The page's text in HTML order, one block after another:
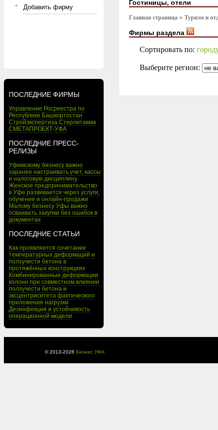
Добавить фирму
ПОСЛЕДНИЕ ФИРМЫ
Управление Росреестра по
Республике Башкортостан
Стройэкспертиза Стерлитамак
СМЕТАПРОЕКТ-УФА
ПОСЛЕДНИЕ ПРЕСС-
РЕЛИЗЫ
Уфимскому бизнесу важно
заранее настраивать учет, кассы
и налоговую дисциплину
Женское предпринимательство
в Уфе развивается через услуги,
обучение и онлайн-продажи
Малому бизнесу Уфы важно
осваивать закупки без ошибок в
документах
ПОСЛЕДНИЕ СТАТЬИ
Как проявляется сочетание
температурных деформаций и
ползучести бетона в
протяжённых конструкциях
Комбинированные деформации
колонн при совместном влиянии
ползучести бетона и
эксцентриситета фактического
приложения нагрузки
Дезинфекция и устойчивость
операционной модели
Гостиницы, отели
Главная страница Туризм и
Фирмы раздела
Сортировать по:
Выберите регион:
© 2013-2026 Бизнес УФА